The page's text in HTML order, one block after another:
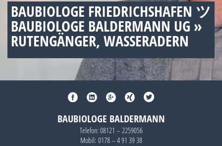
BAUBIOLOGE FRIEDRICHSHAFEN ツ
BAUBIOLOGE BALDERMANN UG »
RUTENGÄNGER, WASSERADERN
BAUBIOLOGE BALDERMANN
Telefon: 08121 – 2259056
Mobil: 0178 – 4 91 39 38